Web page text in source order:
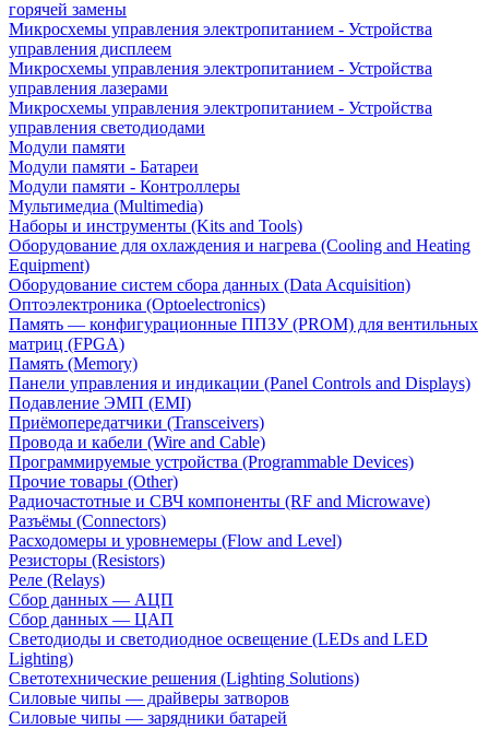
горячей замены
Микросхемы управления электропитанием - Устройства
управления дисплеем
Микросхемы управления электропитанием - Устройства
управления лазерами
Микросхемы управления электропитанием - Устройства
управления светодиодами
Модули памяти
Модули памяти - Батареи
Модули памяти - Контроллеры
Мультимедиа (Multimedia)
Наборы и инструменты (Kits and Tools)
Оборудование для охлаждения и нагрева (Cooling and Heating
Equipment)
Оборудование систем сбора данных (Data Acquisition)
Оптоэлектроника (Optoelectronics)
Память — конфигурационные ППЗУ (PROM) для вентильных
матриц (FPGA)
Память (Memory)
Панели управления и индикации (Panel Controls and Displays)
Подавление ЭМП (EMI)
Приёмопередатчики (Transceivers)
Провода и кабели (Wire and Cable)
Программируемые устройства (Programmable Devices)
Прочие товары (Other)
Радиочастотные и СВЧ компоненты (RF and Microwave)
Разъёмы (Connectors)
Расходомеры и уровнемеры (Flow and Level)
Резисторы (Resistors)
Реле (Relays)
Сбор данных — АЦП
Сбор данных — ЦАП
Светодиоды и светодиодное освещение (LEDs and LED
Lighting)
Светотехнические решения (Lighting Solutions)
Силовые чипы — драйверы затворов
Силовые чипы — зарядники батарей